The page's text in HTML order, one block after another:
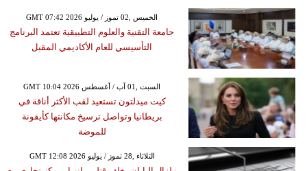
GMT 07:42 2026 الخميس ,02 تموز / يوليو
جامعة التقنية والعلوم التطبيقية تعتمد البرنامج
التأسيسي للعام الأكاديمي المقبل
GMT 10:04 2026 السبت ,01 آب / أغسطس
كيت ميدلتون تستعيد لقب الأكثر أناقة في
بريطانيا وتواصل ترسيخ مكانتها كأيقونة
للموضة
GMT 12:08 2026 الثلاثاء ,28 تموز / يوليو